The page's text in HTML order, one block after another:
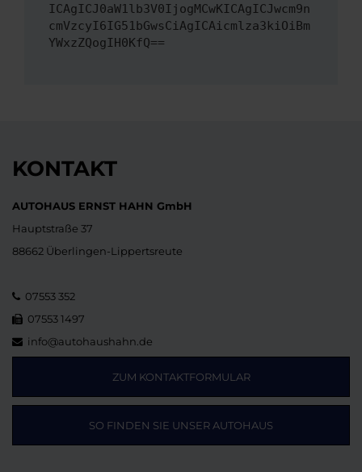
ICAgICJ0aW1lb3V0IjogMCwKICAgICJwcm9n
cmVzcyI6IG51bGwsCiAgICAicmlza3kiOiBm
YWxzZQogIH0KfQ==
KONTAKT
AUTOHAUS ERNST HAHN GmbH
Hauptstraße 37
88662 Überlingen-Lippertsreute
07553 352
07553 1497
info@autohaushahn.de
ZUM KONTAKTFORMULAR
SO FINDEN SIE UNSER AUTOHAUS